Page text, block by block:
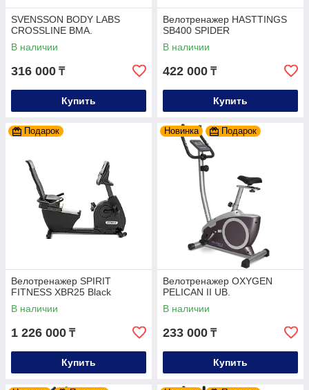
SVENSSON BODY LABS
CROSSLINE BMA.
В наличии
316 000 ₸
Купить
Велотренажер HASTTINGS
SB400 SPIDER
В наличии
422 000 ₸
Купить
Подарок
Велотренажер SPIRIT
FITNESS XBR25 Black
В наличии
1 226 000 ₸
Купить
Новинка Подарок
Велотренажер OXYGEN
PELICAN II UB.
В наличии
233 000 ₸
Купить